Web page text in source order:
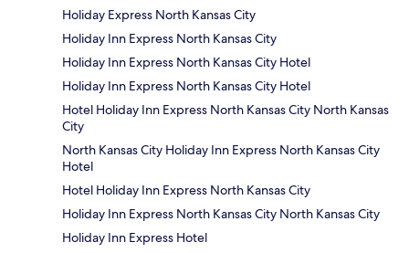
Holiday Express North Kansas City
Holiday Inn Express North Kansas City
Holiday Inn Express North Kansas City Hotel
Holiday Inn Express North Kansas City Hotel
Hotel Holiday Inn Express North Kansas City North Kansas
City
North Kansas City Holiday Inn Express North Kansas City
Hotel
Hotel Holiday Inn Express North Kansas City
Holiday Inn Express North Kansas City North Kansas City
Holiday Inn Express Hotel